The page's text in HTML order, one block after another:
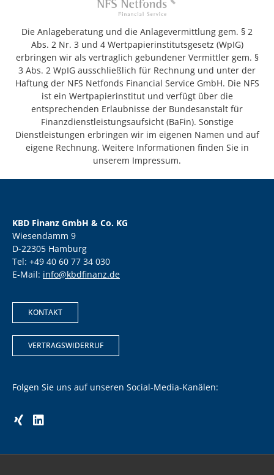
Die Anlageberatung und die Anlagevermittlung gem. § 2
Abs. 2 Nr. 3 und 4 Wertpapierinstitutsgesetz (WpIG)
erbringen wir als vertraglich gebundener Vermittler gem. §
3 Abs. 2 WpIG ausschließlich für Rechnung und unter der
Haftung der NFS Netfonds Financial Service GmbH. Die NFS
ist ein Wertpapierinstitut und verfügt über die
entsprechenden Erlaubnisse der Bundesanstalt für
Finanzdienstleistungsaufsicht (BaFin). Sonstige
Dienstleistungen erbringen wir im eigenen Namen und auf
eigene Rechnung. Weitere Informationen finden Sie in
unserem Impressum.
KBD Finanz GmbH & Co. KG
Wiesendamm 9
D-22305 Hamburg
Tel: +49 40 60 77 34 030
E-Mail: info@kbdfinanz.de
KONTAKT
VERTRAGSWIDERRUF
Folgen Sie uns auf unseren Social-Media-Kanälen: